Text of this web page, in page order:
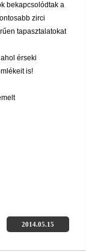
bekapcsolódtak a
zirci
tapasztalatokat
érseki
is!
2014.05.15